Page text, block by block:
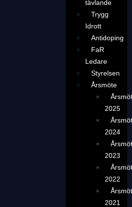
tävlande
Trygg
Idrott
Antidoping
FaR
Ledare
Styrelsen
Årsmöte
2025
2024
2023
2022
2021